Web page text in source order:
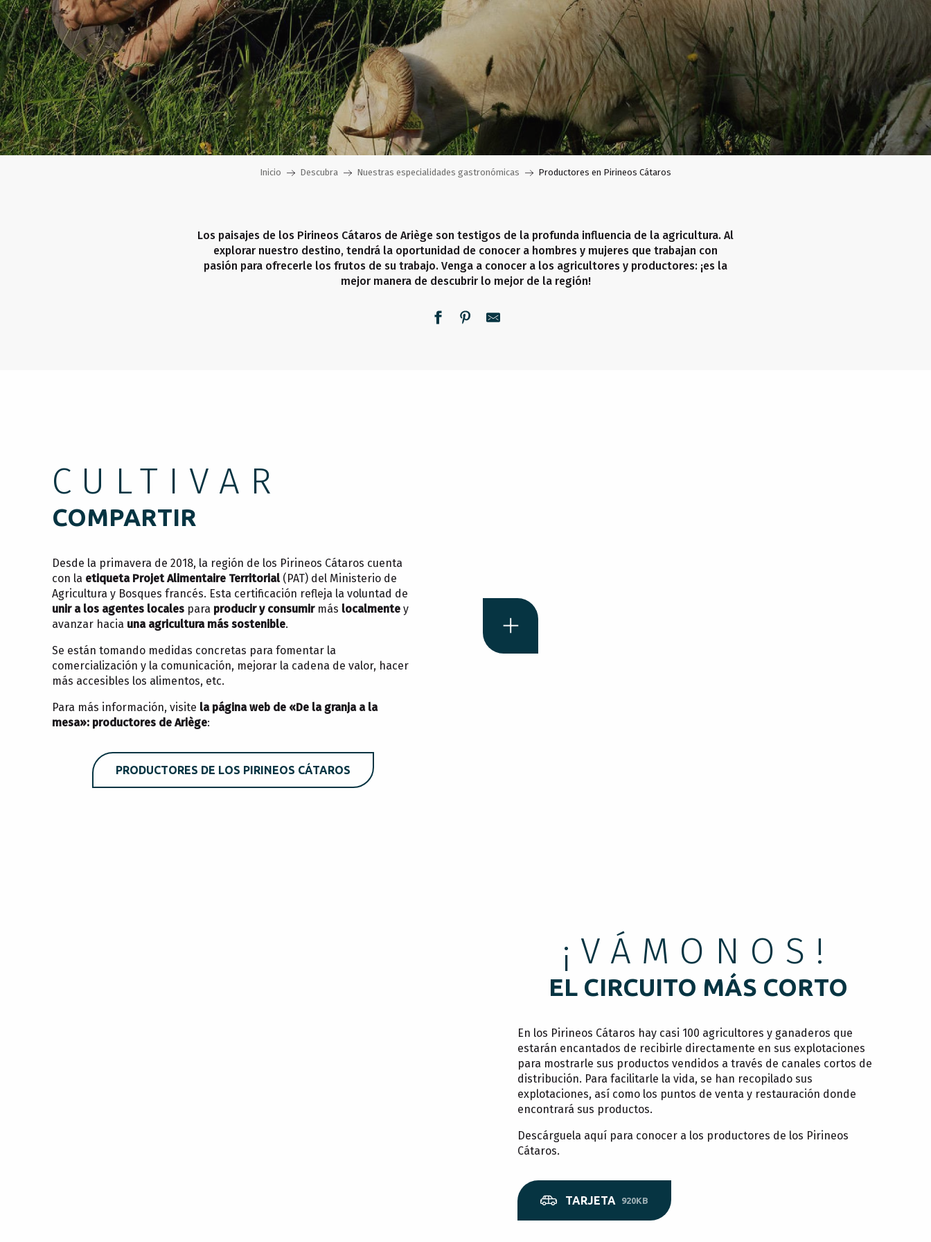
Inicio Descubra Nuestras especialidades gastronómicas Productores en Pirineos Cátaros
Los paisajes de los Pirineos Cátaros de Ariège son testigos de la profunda influencia de la agricultura. Al
explorar nuestro destino, tendrá la oportunidad de conocer a hombres y mujeres que trabajan con
pasión para ofrecerle los frutos de su trabajo. Venga a conocer a los agricultores y productores: ¡es la
mejor manera de descubrir lo mejor de la región!
CULTIVAR
COMPARTIR
Desde la primavera de 2018, la región de los Pirineos Cátaros cuenta
con la etiqueta Projet Alimentaire Territorial(PAT) del Ministerio de
Agricultura y Bosques francés. Esta certificación refleja la voluntad de
unir a los agentes locales para producir y consumirmás localmente y
avanzar hacia una agricultura más sostenible.
Se están tomando medidas concretas para fomentar la
comercialización y la comunicación, mejorar la cadena de valor, hacer
más accesibles los alimentos, etc.
Para más información, visite la página web de «De la granja a la
mesa»: productores de Ariège:
PRODUCTORES DE LOS PIRINEOS CÁTAROS
¡VÁMONOS!
EL CIRCUITO MÁS CORTO
En los Pirineos Cátaros hay casi 100 agricultores y ganaderos que
estarán encantados de recibirle directamente en sus explotaciones
para mostrarle sus productos vendidos a través de canales cortos de
distribución. Para facilitarle la vida, se han recopilado sus
explotaciones, así como los puntos de venta y restauración donde
encontrará sus productos.
Descárguela aquí para conocer a los productores de los Pirineos
Cátaros.
TARJETA 920KB